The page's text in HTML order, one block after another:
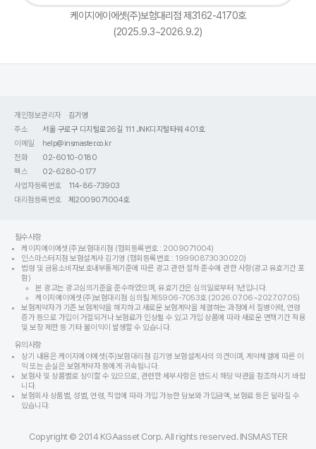
케이지에이에셋(주)보험대리점 제3162-4170호
(2025.9.3~2026.9.2)
개인정보관리자
김기영
주소
서울 구로구 디지털로26길 111 JNK디지털타워 401호
이메일
help@insmaster.co.kr
전화
02-6010-0180
팩스
02-6280-0177
사업자등록번호
114-86-73903
대리점등록번호
제2009071004호
필수사항
케이지에이에셋(주)보험대리점 (협회등록번호 : 2009071004)
인스마스터지점 보험설계사 김기영 (협회등록번호 : 19990873030020)
법령 및 금융소비자보호내부통제기준에 따른 광고 관련 절차 준수에 관한 사항(광고 유효기간 포
함)
본 광고는 광고심의기준을 준수하였으며, 유효기간은 심의일로부터 1년입니다.
케이지에이에셋(주)보험대리점 심의필 제5906-7053호 (2026.07.06~2027.07.05)
보험계약자가 기존 보험계약을 해지하고 새로운 보험계약을 체결하는 과정에서 질병이력, 연령
증가 등으로 가입이 거절되거나 보험료가 인상될 수 있고 가입 상품에 따라 새로운 면책기간 적용
및 보장 제한 등 기타 불이익이 발생할 수 있습니다.
유의사항
상기 내용은 케이지에이에셋(주)보험대리점 김기영 보험설계사의 의견이며, 계약체결에 따른 이
익 또는 손실은 보험계약자 등에게 귀속됩니다.
보험사 및 상품별로 상이할 수 있으므로, 관련한 세부사항은 반드시 해당 약관을 참조하시기 바랍
니다.
보험회사 상품별, 성별, 연령, 직업에 따라 가입 가능한 담보와 가입금액, 보험료 등은 달라질 수
있습니다.
Copyright © 2014 KGAasset Corp. All rights reserved. INSMASTER